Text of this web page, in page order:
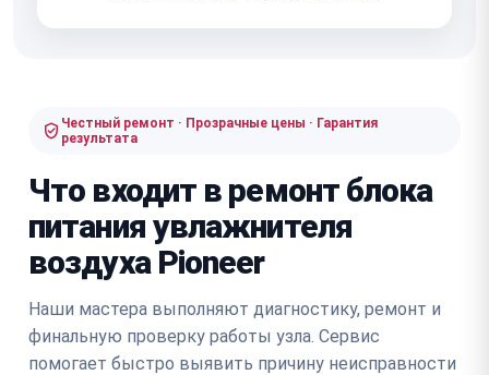
Честный ремонт · Прозрачные цены · Гарантия
результата
Что входит в ремонт блока
питания увлажнителя
воздуха Pioneer
Наши мастера выполняют диагностику, ремонт и
финальную проверку работы узла. Сервис
помогает быстро выявить причину неисправности